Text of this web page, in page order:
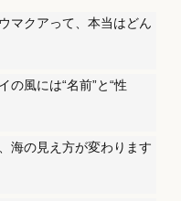
マクアって、本当はどん
の風には“名前”と“性
海の見え方が変わります